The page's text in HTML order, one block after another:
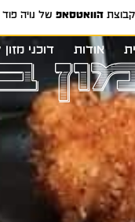
בית אודות דוכני מזוןהוואטסאפ של נויה פוד
אודות דוכני